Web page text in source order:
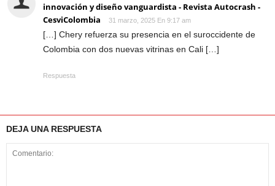
innovación y diseño vanguardista - Revista Autocrash -
CesviColombia
31 marzo, 2025 En 9:17 am
[…] Chery refuerza su presencia en el suroccidente de
Colombia con dos nuevas vitrinas en Cali […]
Respuesta
DEJA UNA RESPUESTA